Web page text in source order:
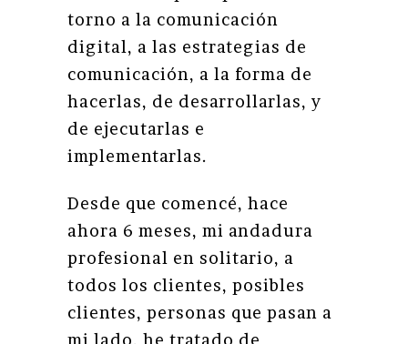
torno a la comunicación
digital, a las estrategias de
comunicación, a la forma de
hacerlas, de desarrollarlas, y
de ejecutarlas e
implementarlas.
Desde que comencé, hace
ahora 6 meses, mi andadura
profesional en solitario, a
todos los clientes, posibles
clientes, personas que pasan a
mi lado, he tratado de